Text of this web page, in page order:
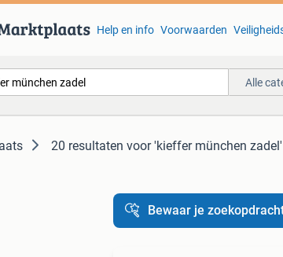
Help en info Voorwaarden
Alle
20 resultaten voor 'kieffer münchen zadel'
Bewaar je